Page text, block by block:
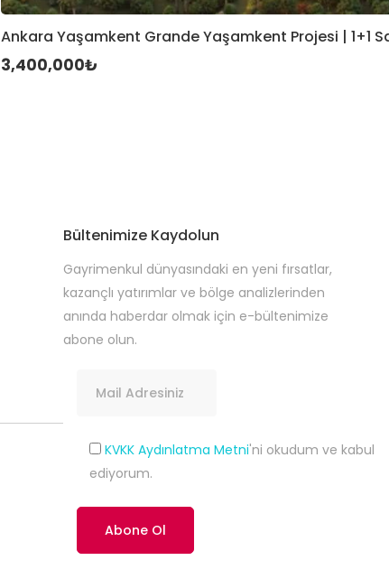
Ankara Yaşamkent Grande Yaşamkent Projesi | 1+1
3,400,000₺
Bültenimize Kaydolun
Gayrimenkul dünyasındaki en yeni fırsatlar,
kazançlı yatırımlar ve bölge analizlerinden
anında haberdar olmak için e-bültenimize
abone olun.
KVKK Aydınlatma Metni'ni okudum ve kabul
ediyorum.